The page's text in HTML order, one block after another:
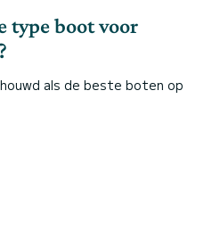
type boot voor
als de beste boten op